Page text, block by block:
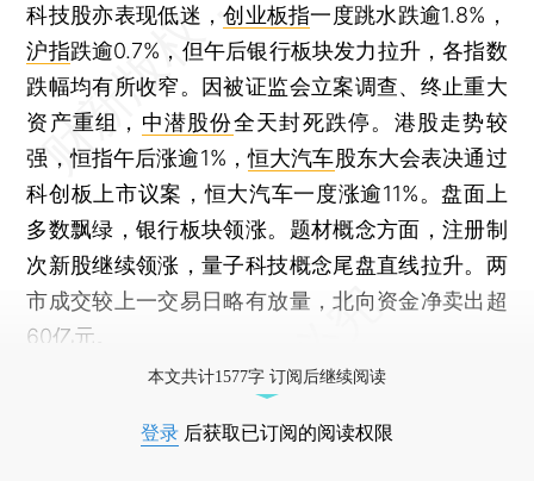
科技股亦表现低迷，创业板指一度跳水跌逾1.8%，
沪指跌逾0.7%，但午后银行板块发力拉升，各指数
跌幅均有所收窄。因被证监会立案调查、终止重大
资产重组， 中潜股份全天封死跌停。港股走势较
强，恒指午后涨逾1%，恒大汽车股东大会表决通过
科创板上市议案，恒大汽车一度涨逾11%。盘面上
多数飘绿，银行板块领涨。题材概念方面，注册制
次新股继续领涨，量子科技概念尾盘直线拉升。两
市成交较上一交易日略有放量，北向资金净卖出超
60亿元。
本文共计1577字 订阅后继续阅读
登录 后获取已订阅的阅读权限